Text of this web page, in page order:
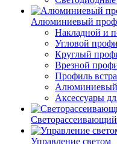
Алюминиевый
Накладной и
Угловой
Круглый
Врезной
Профиль
Алюминиевый
Аксессуары
Управление светом